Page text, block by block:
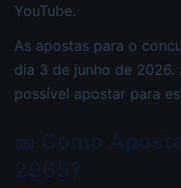
YouTube.
As apostas para o
dia 3 de junho de 2026.
possível apostar para